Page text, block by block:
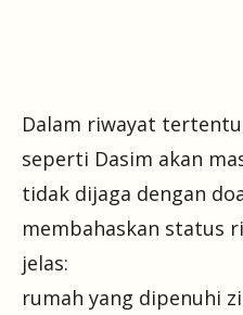
Dalam riwayat
seperti Dasim akan
tidak dijaga dengan
membahaskan status
jelas:
rumah yang dipenuhi